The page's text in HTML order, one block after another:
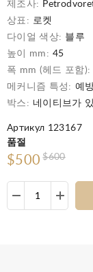
제조사:
상표: 로켓
다이얼 색상: 블루
높이 mm: 45
폭 mm (헤드 포함):
메커니즘 특성: 예
박스: 네이티브가
Артикул 123167
품절
$500 $600